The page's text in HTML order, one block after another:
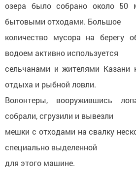
озера было собрано около 50
бытовыми отходами. Большое
количество мусора на берегу
водоем активно используется
сельчанами и жителями Казани
отдыха и рыбной ловли.
Волонтеры, вооружившись
собрали, сгрузили и вывезли
мешки с отходами на свалку
специально выделенной
для этого машине.